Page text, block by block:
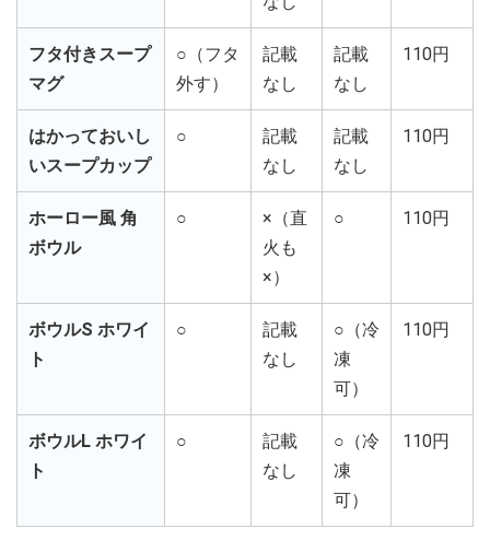
フタ付きスープ
マグ
○（フタ
外す）
記載
なし
記載
なし
110円
はかっておいし
いスープカップ
○
記載
なし
記載
なし
110円
ホーロー風 角
ボウル
○
×（直
火も
×）
○ 110円
ボウルS ホワイ
ト
○
記載
なし
○（冷
凍
可）
110円
ボウルL ホワイ
ト
○
記載
なし
○（冷
凍
可）
110円